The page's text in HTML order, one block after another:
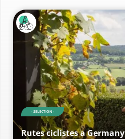
- SELECTION -
Rutes ciclistes a Germany